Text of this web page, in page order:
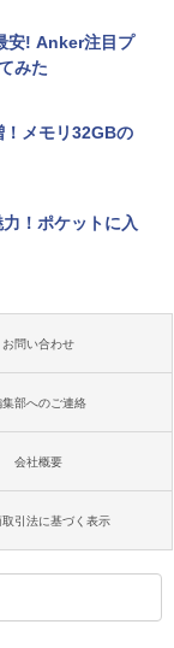
安! Anker注目プ
みた
！メモリ32GBの
！ポケットに入
お問い合わせ
集部へのご連絡
会社概要
取引法に基づく表示